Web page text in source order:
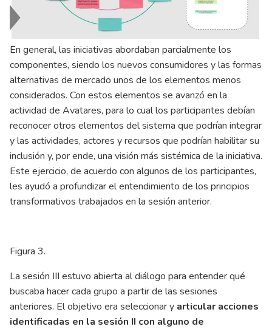
En general, las iniciativas abordaban parcialmente los
componentes, siendo los nuevos consumidores y las formas
alternativas de mercado unos de los elementos menos
considerados. Con estos elementos se avanzó en la
actividad de Avatares, para lo cual los participantes debían
reconocer otros elementos del sistema que podrían integrar
y las actividades, actores y recursos que podrían habilitar su
inclusión y, por ende, una visión más sistémica de la iniciativa.
Este ejercicio, de acuerdo con algunos de los participantes,
les ayudó a profundizar el entendimiento de los principios
transformativos trabajados en la sesión anterior.
Figura 3.
La sesión III estuvo abierta al diálogo para entender qué
buscaba hacer cada grupo a partir de las sesiones
anteriores. El objetivo era seleccionar y articular acciones
identificadas en la sesión II con alguno de